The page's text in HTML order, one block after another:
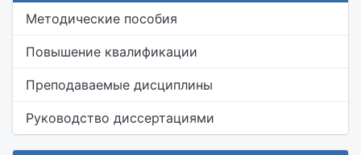
Методические пособия
Повышение квалификации
Преподаваемые дисциплины
Руководство диссертациями